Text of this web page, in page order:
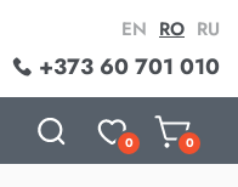
+373 60 701 010
EN RO RU
0 0